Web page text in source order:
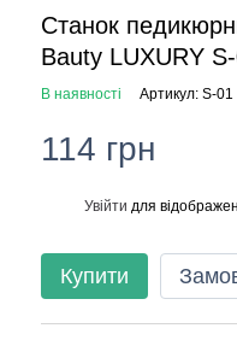
Станок
Bauty LUXURY
В наявності Артикул: S-01
114 грн
Увійти для
Купити